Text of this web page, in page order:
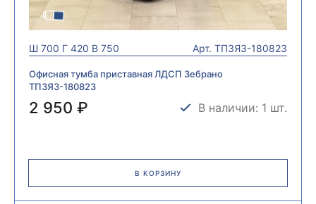
Ш 700 Г 420 В 750 Арт. ТП3ЯЗ-180823
Офисная тумба приставная ЛДСП Зебрано
ТП3ЯЗ-180823
2 950 ₽ В наличии: 1 шт.
В КОРЗИНУ